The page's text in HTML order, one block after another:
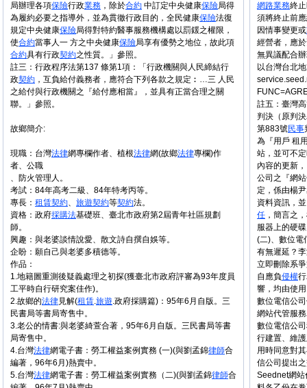
網路業務終
須將終止前
因情事變更或
經營者，應
無異議配合
以台灣台北
註五：臺灣
判決（原判
第883號民事
為『用戶 租
站，並可不
內容的更新
公司之『網
定，係由楊
資料資訊，
任 ，簡言之
服器上的硬
(二)、數位電
有無遲延？
立即刪除系
自應負侵權
響，均由使
數位電信公
網站代管服
數位電信公
行建置、維
用時同意對
信公司提出
Seednet網站
局辦理各項保險行政業務 ，除於合約 中訂定中央健康保險局得
為履約必要之指導外，並為貫徹行政目的，全民健康保險法復
規定中央健康保險局得對特約醫事服務機構處以罰鍰之權限，
使合約當事人一 方之中央健康保險局享有優勢之地位，故此項
合約具有行政契約之性質。」參照。
註三：行政程序法第137 條第1項：「行政機關與人民締結行
政契約 ，互負給付義務者，應符合下列各款之規定︰…三 人民
之給付與行政機關之『給付應相當』，並具有正當合理之關
聯。」參照。
故鄉簡介:
現職：台灣法律網專欄作者、植根法律網(故鄉法律專欄)作
者、公職
、防火管理人。
考試：84年高考二級、84年特考丙等。
專長： 租賃契約、 旅遊契約等契約法。
資格：政府採購法基礎班、臺北市政府第2屆青年社區規劃
師。
興趣：與老婆談情說愛、散文詩自撰自娛等。
企盼：願自己與老婆多積德等。
作品：
1.地籍圖重測後疑義處理之初探(獲臺北市政府評審為93年度員
工平時自行研究案佳作)。
2.故鄉的法律見解(租賃.旅遊.政府採購篇)：95年6月自版。三
民書局等書局寄售中。
3.老公的情書:與老婆綺萱合著，95年6月自版。三民書局等書
局寄售中。
4.台灣法律網電子書：勞工權益案例實務 (一)(與劉孟錦律師合
編著，96年6月)熱賣中。
5.台灣法律網電子書：勞工權益案例實務（二)(與劉孟錦律師合